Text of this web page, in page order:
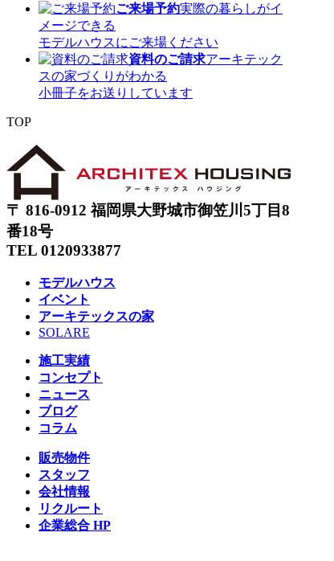
ご来場予約実際の暮らしがイ
メージできる
モデルハウスにご来場ください
資料のご請求アーキテック
スの家づくりがわかる
小冊子をお送りしています
TOP
〒 816-0912 福岡県大野城市御笠川5丁目8
番18号
TEL 0120933877
モデルハウス
イベント
アーキテックスの家
SOLARE
施工実績
コンセプト
ニュース
ブログ
コラム
販売物件
スタッフ
会社情報
リクルート
企業総合 HP